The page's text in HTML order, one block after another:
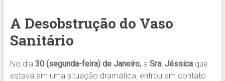
A Desobstrução do Vaso
Sanitário
No dia 30 (segunda-feira) de Janeiro,a Sra. Jéssicaque
estava em uma situação dramática, entrou em contato